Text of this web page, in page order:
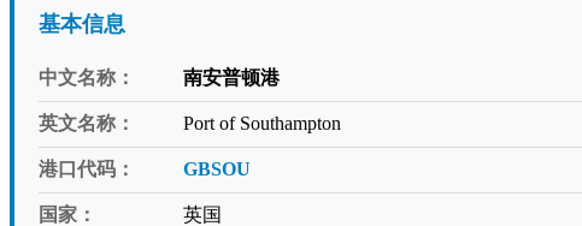
基本信息
中文名称： 南安普顿港
英文名称： Port of Southampton
港口代码： GBSOU
国家： 英国